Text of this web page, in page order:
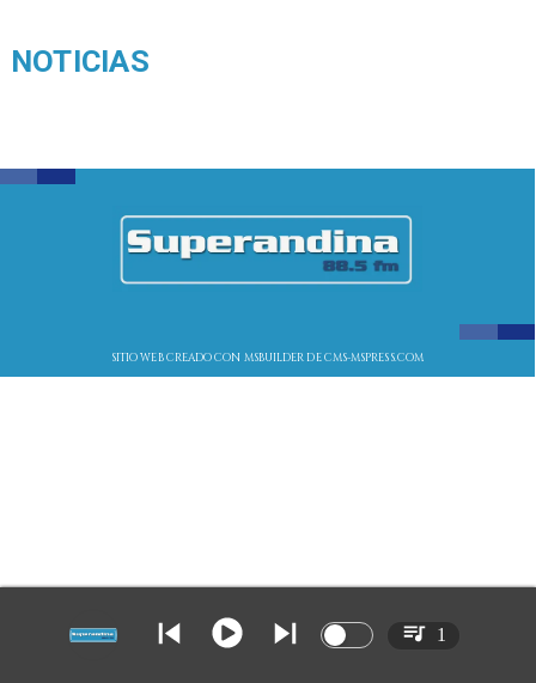
NOTICIAS
SITIO WEB CREADO CON MSBUILDER DE CMS-MSPRESS.COM
1